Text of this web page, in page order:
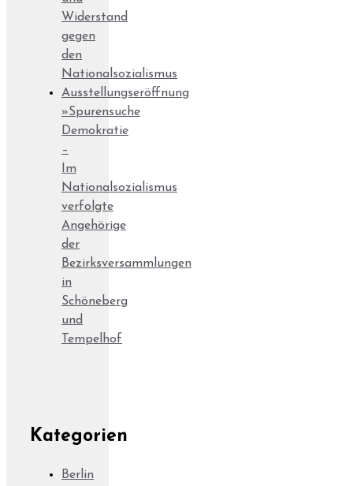
Widerstand
gegen
den
Nationalsozialismus
Ausstellungseröffnung
»Spurensuche
Demokratie
–
Im
Nationalsozialismus
verfolgte
Angehörige
der
Bezirksversammlungen
in
Schöneberg
und
Tempelhof
Kategorien
Berlin